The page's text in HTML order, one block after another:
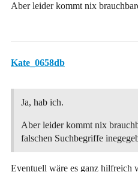
Aber leider kommt nix
Kate_0658db
Ja, hab ich.
Aber leider kommt nix
falschen Suchbegriffe
Eventuell wäre es ganz hilfreich